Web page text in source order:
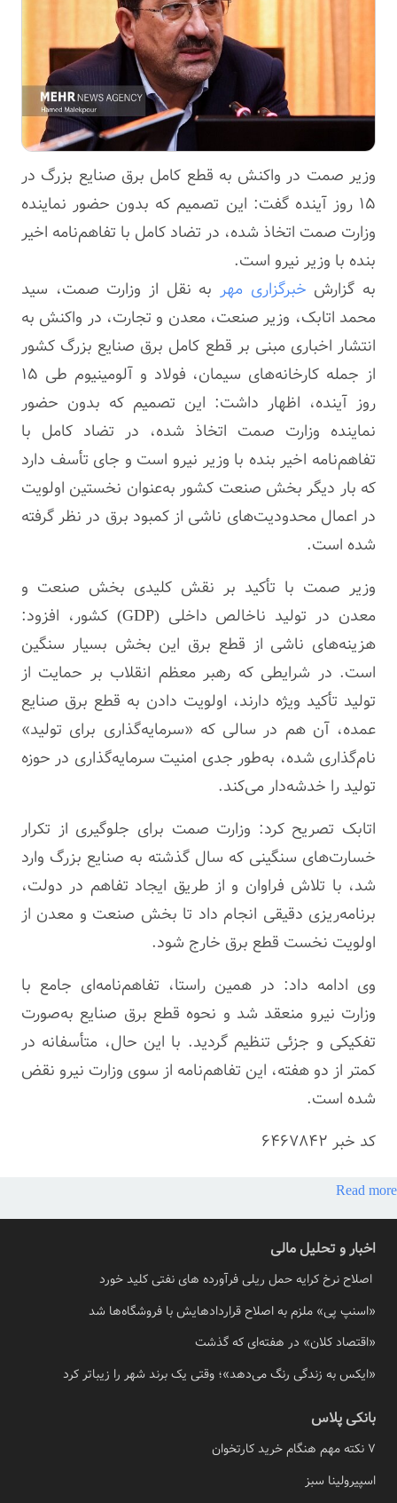
وزیر صمت در واکنش به قطع کامل برق صنایع بزرگ در
۱۵ روز آینده گفت: این تصمیم که بدون حضور نماینده
وزارت صمت اتخاذ شده، در تضاد کامل با تفاهم‌نامه اخیر
بنده با وزیر نیرو است.
به گزارش خبرگزاری مهربه نقل از وزارت صمت، سید
محمد اتابک، وزیر صنعت، معدن و تجارت، در واکنش به
انتشار اخباری مبنی بر قطع کامل برق صنایع بزرگ کشور
از جمله کارخانه‌های سیمان، فولاد و آلومینیوم طی ۱۵
روز آینده، اظهار داشت: این تصمیم که بدون حضور
نماینده وزارت صمت اتخاذ شده، در تضاد کامل با
تفاهم‌نامه اخیر بنده با وزیر نیرو است و جای تأسف دارد
که بار دیگر بخش صنعت کشور به‌عنوان نخستین اولویت
در اعمال محدودیت‌های ناشی از کمبود برق در نظر گرفته
شده است.
وزیر صمت با تأکید بر نقش کلیدی بخش صنعت و
معدن در تولید ناخالص داخلی (GDP) کشور، افزود:
هزینه‌های ناشی از قطع برق این بخش بسیار سنگین
است. در شرایطی که رهبر معظم انقلاب بر حمایت از
تولید تأکید ویژه دارند، اولویت دادن به قطع برق صنایع
عمده، آن هم در سالی که «سرمایه‌گذاری برای تولید»
نام‌گذاری شده، به‌طور جدی امنیت سرمایه‌گذاری در حوزه
تولید را خدشه‌دار می‌کند.
اتابک تصریح کرد: وزارت صمت برای جلوگیری از تکرار
خسارت‌های سنگینی که سال گذشته به صنایع بزرگ وارد
شد، با تلاش فراوان و از طریق ایجاد تفاهم در دولت،
برنامه‌ریزی دقیقی انجام داد تا بخش صنعت و معدن از
اولویت نخست قطع برق خارج شود.
وی ادامه داد: در همین راستا، تفاهم‌نامه‌ای جامع با
وزارت نیرو منعقد شد و نحوه قطع برق صنایع به‌صورت
تفکیکی و جزئی تنظیم گردید. با این حال، متأسفانه در
کمتر از دو هفته، این تفاهم‌نامه از سوی وزارت نیرو نقض
شده است.
کد خبر 6467842
Read more
اخبار و تحلیل مالی
اصلاح نرخ کرایه حمل ریلی فرآورده های نفتی کلید خورد
«اسنپ پی» ملزم به اصلاح قراردادهایش با فروشگاه‌ها شد
«اقتصاد کلان» در هفته‌ای که گذشت
«ایکس به زندگی رنگ می‌دهد»؛ وقتی یک برند شهر را زیباتر کرد
بانکی پلاس
7 نکته مهم هنگام خرید کارتخوان
اسپیرولینا سبز